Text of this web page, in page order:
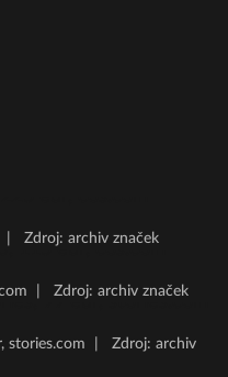
Zdroj: archiv značek
Zdroj: archiv značek
stories.com
Zdroj: archiv